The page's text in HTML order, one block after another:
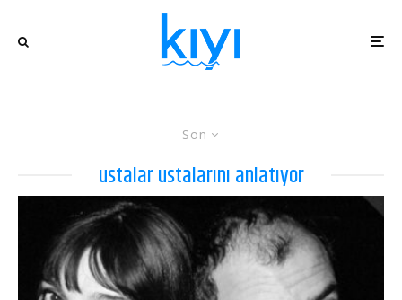
Son
ustalar ustalarını anlatıyor